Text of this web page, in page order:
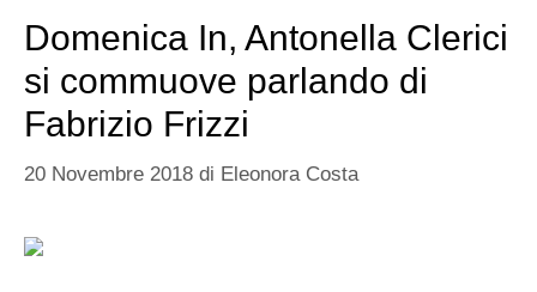
Domenica In, Antonella Clerici
si commuove parlando di
Fabrizio Frizzi
20 Novembre 2018 di Eleonora Costa